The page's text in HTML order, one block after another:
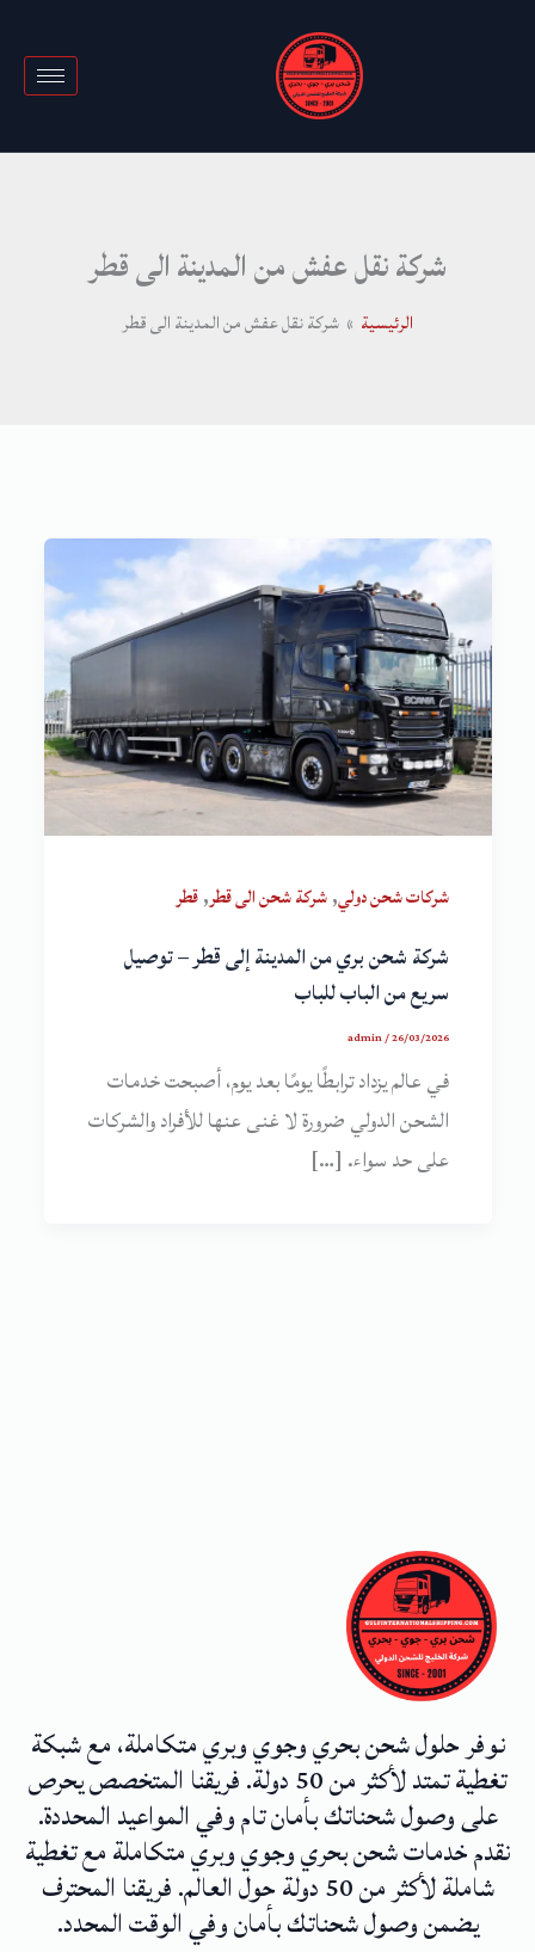
شركة نقل عفش من المدينة الى قطر
الرئيسية شركة نقل عفش من المدينة الى قطر
شركات شحن دولي,شركة شحن الى قطر,قطر
شركة شحن بري من المدينة إلى قطر – توصيل
سريع من الباب للباب
admin/26/03/2026
في عالم يزداد ترابطًا يومًا بعد يوم، أصبحت خدمات
الشحن الدولي ضرورة لا غنى عنها للأفراد والشركات
على حد سواء. […]
نوفر حلول شحن بحري وجوي وبري متكاملة، مع شبكة
تغطية تمتد لأكثر من 50 دولة. فريقنا المتخصص يحرص
على وصول شحناتك بأمان تام وفي المواعيد المحددة.
نقدم خدمات شحن بحري وجوي وبري متكاملة مع تغطية
شاملة لأكثر من 50 دولة حول العالم. فريقنا المحترف
يضمن وصول شحناتك بأمان وفي الوقت المحدد.